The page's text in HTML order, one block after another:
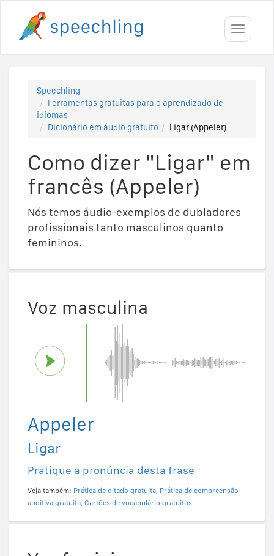
Toggle
Speechling
Ferramentas gratuitas para o aprendizado de
idiomas
Dicionário em áudio gratuito
Ligar (Appeler)
Como dizer "Ligar" em
francês (Appeler)
Nós temos áudio-exemplos de dubladores
profissionais tanto masculinos quanto
femininos.
Voz masculina
Appeler
Ligar
Pratique a pronúncia desta frase
Veja também: Prática de ditado gratuita, Prática de compreensão
auditiva gratuita, Cartões de vocabulário gratuitos